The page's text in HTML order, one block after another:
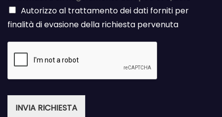
Autorizzo al trattamento dei dati forniti per
finalità di evasione della richiesta pervenuta
INVIA RICHIESTA